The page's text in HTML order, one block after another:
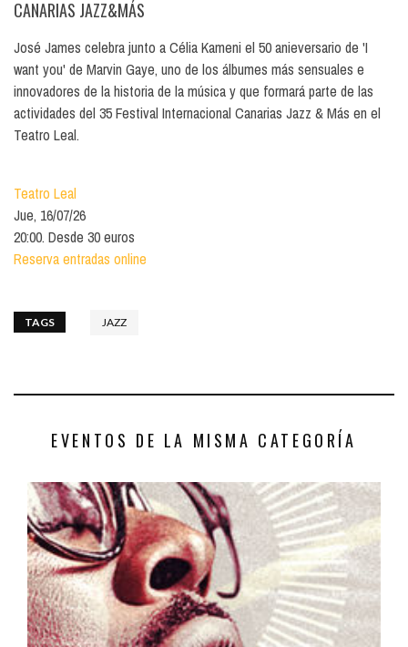
CANARIAS JAZZ&MÁS
José James celebra junto a Célia Kameni el 50 anieversario de 'I
want you' de Marvin Gaye, uno de los álbumes más sensuales e
innovadores de la historia de la música y que formará parte de las
actividades del 35 Festival Internacional Canarias Jazz & Más en el
Teatro Leal.
Teatro Leal
Jue, 16/07/26
20:00. Desde 30 euros
Reserva entradas online
TAGS JAZZ
EVENTOS DE LA MISMA CATEGORÍA